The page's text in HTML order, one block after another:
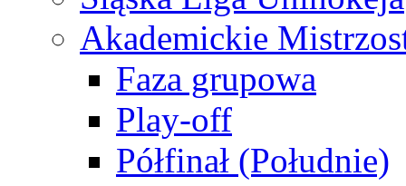
Akademickie
Faza grupowa
Play-off
Półfinał (Południe)